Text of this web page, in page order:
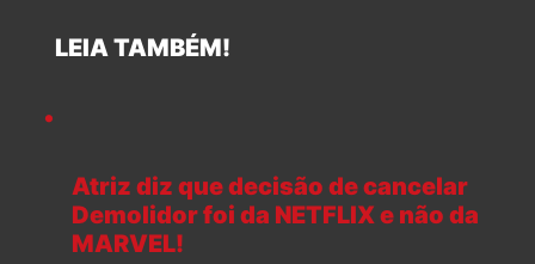
LEIA TAMBÉM!
Atriz diz que decisão de cancelar
Demolidor foi da NETFLIX e não da
MARVEL!